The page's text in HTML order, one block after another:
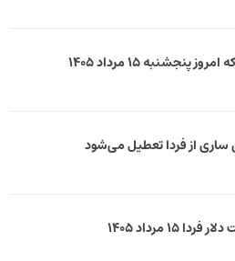
۱۵ مرداد ۱۴۰۵
از فردا تعطیل می‌شود
۱۴۰۵